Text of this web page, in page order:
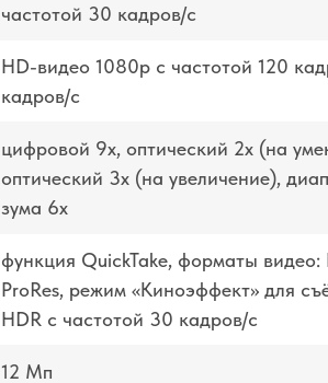
частотой 30 кадров/ с
HD-видео 1080р c частотой 120
кадров/ с
цифровой 9х, оптический 2x (на
оптический 3x (на увеличение),
зума 6x
функция QuickTake, форматы видео:
ProRes, режим «Киноэффект» для
HDR с частотой 30 кадров/с
12 Мп